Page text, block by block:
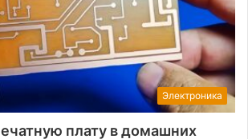
Электроника
плату в домашних